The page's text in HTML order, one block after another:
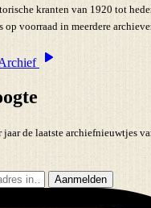
kranten van 1920 tot
voorraad in meerdere
jaar de laatste archiefnieuwtjes
Aanmelden